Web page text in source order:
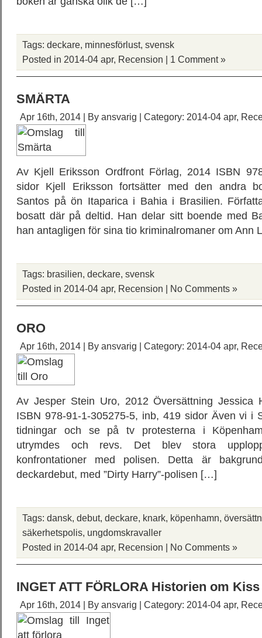
Tags: deckare, minnesförlust, svensk
Posted in 2014-04 apr, Recension | 1 Comment »
SMÄRTA
Apr 16th, 2014 | By ansvarig | Category: 2014-04 apr,
Av Kjell Eriksson Ordfront Förlag, 2014 ISBN
sidor Kjell Eriksson fortsätter med den andra
Santos på ön Itaparica i Bahia i Brasilien.
bosatt där på deltid. Han delar sitt boende med
han antagligen för sina tio kriminalromaner om Ann
Tags: brasilien, deckare, svensk
Posted in 2014-04 apr, Recension | No Comments »
ORO
Apr 16th, 2014 | By ansvarig | Category: 2014-04 apr,
Av Jesper Stein Uro, 2012 Översättning Jessica
ISBN 978-91-1-305275-5, inb, 419 sidor Även vi i
tidningar och se på tv protesterna i
utrymdes och revs. Det blev stora
konfrontationer med polisen. Detta är
deckardebut, med ”Dirty Harry”-polisen […]
Tags: dansk, debut, deckare, knark, köpenhamn,
säkerhetspolis, ungdomskravaller
Posted in 2014-04 apr, Recension | No Comments »
INGET ATT FÖRLORA Historien om Kiss
Apr 16th, 2014 | By ansvarig | Category: 2014-04 apr,